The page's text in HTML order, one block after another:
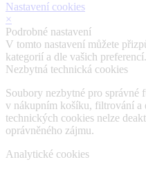
Nastavení cookies
×
Podrobné nastavení
V tomto nastavení můžete
kategorií a dle vašich preferencí.
Nezbytná technická cookies
Soubory nezbytné pro
v nákupním košíku, filtrování a
technických cookies nelze
oprávněného zájmu.
Analytické cookies